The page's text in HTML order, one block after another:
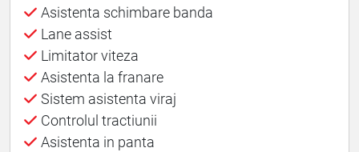
Asistenta schimbare banda
Lane assist
Limitator viteza
Asistenta la franare
Sistem asistenta viraj
Controlul tractiunii
Asistenta in panta